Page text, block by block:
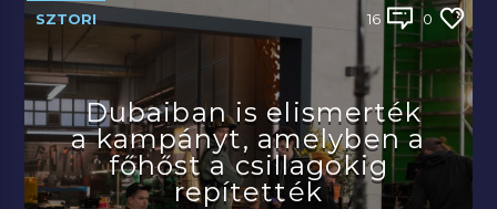
SZTORI 16 0
Dubaiban is elismerték
a kampányt, amelyben a
főhőst a csillagokig
repítették